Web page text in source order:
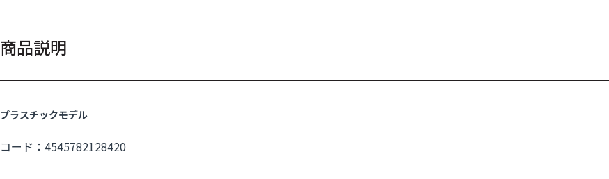
商品説明
プラスチックモデル
コード：4545782128420